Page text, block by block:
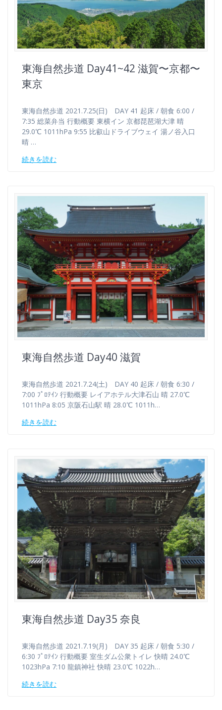
東海自然歩道 Day41~42 滋賀〜京都〜
東京
東海自然歩道 2021.7.25(日) DAY 41 起床 / 朝食 6:00 /
7:35 総菜弁当 行動概要 東横イン 京都琵琶湖大津 晴
29.0℃ 1011hPa 9:55 比叡山ドライブウェイ 湯ノ谷入口
晴 …
続きを読む
東海自然歩道 Day40 滋賀
東海自然歩道 2021.7.24(土) DAY 40 起床 / 朝食 6:30 /
7:00 ﾌﾟﾛﾃｲﾝ 行動概要 レイアホテル大津石山 晴 27.0℃
1011hPa 8:05 京阪石山駅 晴 28.0℃ 1011h…
続きを読む
東海自然歩道 Day35 奈良
東海自然歩道 2021.7.19(月) DAY 35 起床 / 朝食 5:30 /
6:30 ﾌﾟﾛﾃｲﾝ 行動概要 室生ダム公衆トイレ 快晴 24.0℃
1023hPa 7:10 龍鎮神社 快晴 23.0℃ 1022h…
続きを読む